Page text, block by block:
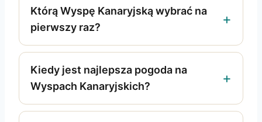
Którą Wyspę Kanaryjską wybrać na
pierwszy raz?
Kiedy jest najlepsza pogoda na
Wyspach Kanaryjskich?